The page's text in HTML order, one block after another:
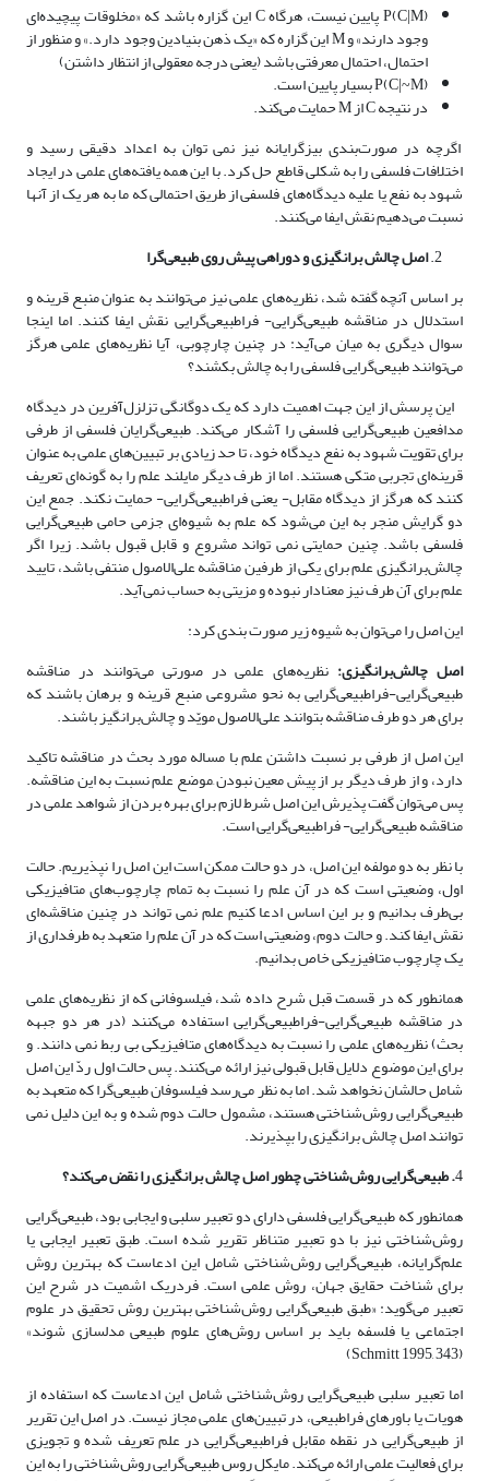
P(C|M) پایین نیست، هرگاه C این گزاره باشد که «مخلوقات پیچیده‌‌‌ای
وجود دارند» و M این گزاره که «یک ذهن بنیادین وجود دارد.» و منظور از
احتمال، احتمال معرفتی باشد (یعنی درجه معقولی از انتظار داشتن)
P(C|~M) بسیار پایین است.
در نتیجه C از M حمایت می‌کند.
اگرچه در صورت‌بندی بیزگرایانه نیز نمی توان به اعداد دقیقی رسید و
اختلافات فلسفی را به شکلی قاطع حل کرد. با این همه یافته‌‌های علمی در ایجاد
شهود به نفع یا علیه دیدگاه‌‌های فلسفی از طریق احتمالی که ما به هر یک از آنها
نسبت می‌دهیم نقش ایفا می‌کنند.
اصل چالش برانگیزی و دوراهی پیش روی ‌طبیعی‌گرا
بر اساس آنچه گفته شد، نظریه‌‌های علمی نیز می‌توانند به عنوان منبع قرینه و
استدلال در مناقشه ‌طبیعی‌گرایی- فرا‌طبیعی‌گرایی نقش ایفا کنند. اما اینجا
سوال دیگری به میان می‌آید: در چنین چارچوبی، آیا نظریه‌های علمی هرگز
می‌توانند ‌طبیعی‌گرایی فلسفی را به چالش بکشند؟
این پرسش از این جهت اهمیت دارد که یک دوگانگی تزلزل‌آفرین در دیدگاه
مدافعین ‌طبیعی‌گرایی فلسفی را آشکار می‌کند. ‌طبیعی‌گرایان فلسفی از طرفی
برای تقویت شهود به نفع دیدگاه خود، تا حد زیادی بر تبیین‌‌های علمی به عنوان
قرینه‌‌‌ای تجربی متکی هستند. اما از طرف دیگر مایلند علم را به گونه‌‌‌ای تعریف
کنند که هرگز از دیدگاه مقابل- یعنی فرا‌طبیعی‌گرایی- حمایت نکند. جمع این
دو گرایش منجر به این می‌شود که علم به شیوه‌‌‌ای جزمی حامی ‌طبیعی‌گرایی
فلسفی باشد. چنین حمایتی نمی تواند مشروع و قابل قبول باشد. زیرا اگر
چالش‌برانگیزی علم برای یکی از طرفین مناقشه علی‌الاصول منتفی باشد، تایید
علم برای آن طرف نیز معنادار نبوده و مزیتی به حساب نمی‌آید.
این اصل را می‌توان به شیوه زیر صورت بندی کرد:
اصل چالش‌برانگیزی: نظریه‌های علمی در صورتی می‌توانند در مناقشه
‌طبیعی‌گرایی-فرا‌طبیعی‌گرایی به نحو مشروعی منبع قرینه و برهان باشند که
برای هر دو طرف مناقشه بتوانند علی‌الاصول مویّد و چالش‌برانگیز باشند.
این اصل از طرفی بر نسبت داشتن علم با مساله مورد بحث در مناقشه تاکید
دارد، و از طرف دیگر بر از پیش معین نبودن ِموضع علم نسبت به این مناقشه.
پس می‌توان گفت پذیرش این اصل شرط لازم برای بهره بردن از شواهد علمی در
مناقشه ‌طبیعی‌گرایی- فرا‌طبیعی‌گرایی است.
با نظر به دو مولفه این اصل، در دو حالت ممکن است این اصل را نپذیریم. حالت
اول، وضعیتی است که در آن علم را نسبت به تمام چارچوب‌های متافیزیکی
بی‌طرف بدانیم و بر این اساس ادعا کنیم علم نمی تواند در چنین مناقشه‌‌‌ای
نقش ایفا کند. و حالت دوم، وضعیتی است که در آن علم را متعهد به طرفداری از
یک چارچوب متافیزیکی خاص بدانیم.
همانطور که در قسمت قبل شرح داده شد، فیلسوفانی که از نظریه‌‌های علمی
در مناقشه ‌طبیعی‌گرایی-فرا‌طبیعی‌گرایی استفاده می‌کنند (در هر دو جبهه
بحث) نظریه‌‌های علمی را نسبت به دیدگاه‌‌های متافیزیکی بی ربط نمی دانند. و
برای این موضوع دلایل قابل قبولی نیز ارائه می‌کنند. پس حالت اول ردّ این اصل
شامل حالشان نخواهد شد. اما به نظر می‌رسد فیلسوفان ‌طبیعی‌گرا که متعهد به
‌طبیعی‌گرایی روش‌شناختی هستند، مشمول حالت دوم شده و به این دلیل نمی
توانند اصل چالش برانگیزی را بپذیرند.
‌4. طبیعی‌گرایی روش‌شناختی چطور اصل چالش برانگیزی را نقض می‌کند؟
همانطور که ‌طبیعی‌گرایی فلسفی دارای دو تعبیر سلبی و ایجابی بود، ‌طبیعی‌گرایی
روش‌شناختی نیز با دو تعبیر متناظر تقریر شده است. طبق تعبیر ایجابی یا
علم‌گرایانه، ‌طبیعی‌گرایی روش‌شناختی شامل این ادعاست که بهترین روش
برای شناخت حقایق جهان، روش علمی است. فردریک اشمیت در شرح این
تعبیر می‌گوید: «طبق ‌طبیعی‌گرایی روش‌شناختی بهترین روش تحقیق در علوم
اجتماعی یا فلسفه باید بر اساس روش‌‌های علوم طبیعی مدلسازی شوند»
(Schmitt 1995, 343)
اما تعبیر سلبی ‌طبیعی‌گرایی روش‌شناختی شامل این ادعاست که استفاده از
هویات یا باورهای فراطبیعی، در تبیین‌‌های علمی مجاز نیست. در اصل این تقریر
از ‌طبیعی‌گرایی در نقطه مقابل فرا‌طبیعی‌گرایی در علم تعریف شده و تجویزی
برای فعالیت علمی ارائه می‌کند. مایکل روس ‌طبیعی‌گرایی روش‌شناختی را به این